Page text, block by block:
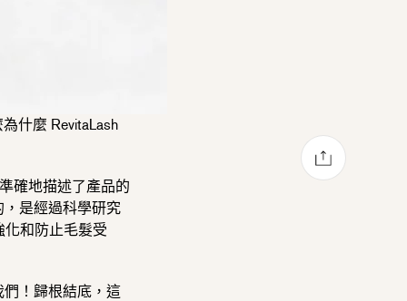
在 Pinterest 上發佈 Pin 貼文
在 Twitter 上發佈
透過電子郵件分
什麼 RevitaLash
確地描述了產品的
，是經過科學研究
和防止毛髮受
們！歸根結底，這